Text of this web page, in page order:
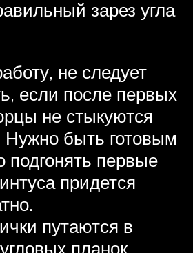
зарез угла
не следует
если после первых
не стыкуются
Нужно быть готовым
подгонять первые
придется
путаются в
планок.